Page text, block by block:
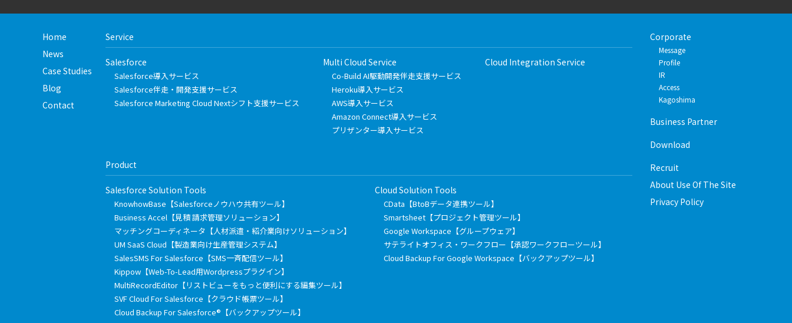
Home
News
Case Studies
Blog
Contact
Service
Salesforce
Salesforce導入サービス
Salesforce伴走・開発支援サービス
Salesforce Marketing Cloud Nextシフト支援サービス
Multi Cloud Service
Co-Build AI駆動開発伴走支援サービス
Heroku導入サービス
AWS導入サービス
Amazon Connect導入サービス
プリザンター導入サービス
Cloud Integration Service
Product
Salesforce Solution Tools
KnowhowBase【Salesforceノウハウ共有ツール】
Business Accel【見積 請求管理ソリューション】
マッチングコーディネータ【人材派遣・紹介業向けソリューション】
UM SaaS Cloud【製造業向け生産管理システム】
SalesSMS For Salesforce【SMS一斉配信ツール】
Kippow【Web-To-Lead用Wordpressプラグイン】
MultiRecordEditor【リストビューをもっと便利にする編集ツール】
SVF Cloud For Salesforce【クラウド帳票ツール】
Cloud Backup For Salesforce®【バックアップツール】
Cloud Solution Tools
CData【BtoBデータ連携ツール】
Smartsheet【プロジェクト管理ツール】
Google Workspace【グループウェア】
サテライトオフィス・ワークフロー【承認ワークフローツール】
Cloud Backup For Google Workspace【バックアップツール】
Corporate
Message
Profile
IR
Access
Kagoshima
Business Partner
Download
Recruit
About Use Of The Site
Privacy Policy